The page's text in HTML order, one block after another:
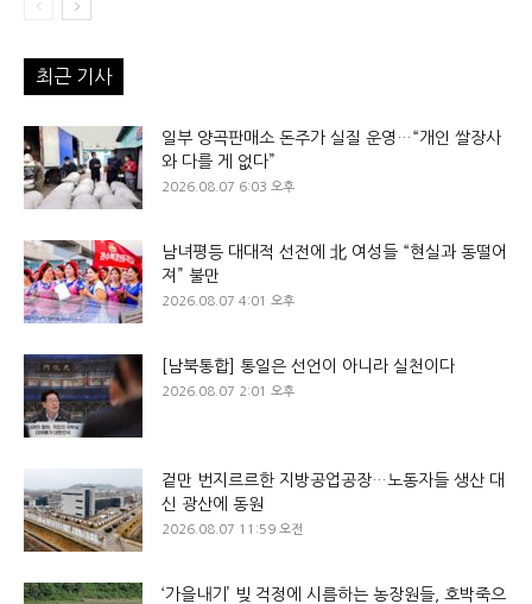
최근 기사
일부 양곡판매소 돈주가 실질 운영…“개인 쌀장사
와 다를 게 없다”
2026.08.07 6:03 오후
남녀평등 대대적 선전에 北 여성들 “현실과 동떨어
져” 불만
2026.08.07 4:01 오후
[남북통합] 통일은 선언이 아니라 실천이다
2026.08.07 2:01 오후
겉만 번지르르한 지방공업공장…노동자들 생산 대
신 광산에 동원
2026.08.07 11:59 오전
‘가을내기’ 빚 걱정에 시름하는 농장원들, 호박죽으